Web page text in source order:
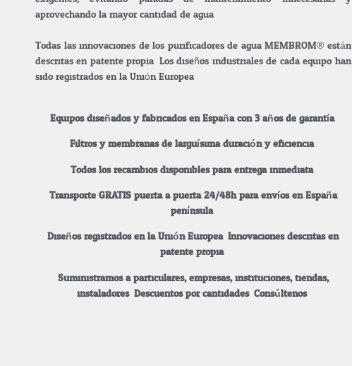
aprovechando la mayor cantidad de agua.
Todas las innovaciones de los purificadores de agua MEMBROM® están
descritas en patente propia. Los diseños industriales de cada equipo han
sido registrados en la Unión Europea.
Equipos diseñados y fabricados en España con 3 años de garantía.
Filtros y membranas de larguísima duración y eficiencia.
Todos los recambios disponibles para entrega inmediata.
Transporte GRATIS puerta a puerta 24/48h para envíos en España
península.
Diseños registrados en la Unión Europea. Innovaciones descritas en
patente propia.
Suministramos a particulares, empresas, instituciones, tiendas,
instaladores.Descuentos por cantidades. Consúltenos.